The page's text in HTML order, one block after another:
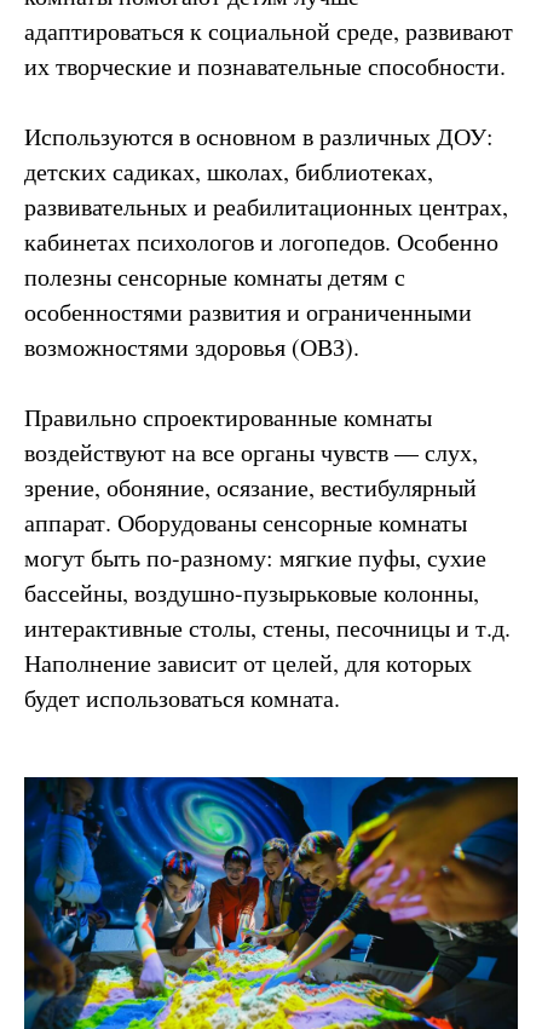
адаптироваться к социальной среде, развивают
их творческие и познавательные способности.
Используются в основном в различных ДОУ:
детских садиках, школах, библиотеках,
развивательных и реабилитационных центрах,
кабинетах психологов и логопедов. Особенно
полезны сенсорные комнаты детям с
особенностями развития и ограниченными
возможностями здоровья (ОВЗ).
Правильно спроектированные комнаты
воздействуют на все органы чувств — слух,
зрение, обоняние, осязание, вестибулярный
аппарат. Оборудованы сенсорные комнаты
могут быть по-разному: мягкие пуфы, сухие
бассейны, воздушно-пузырьковые колонны,
интерактивные столы, стены, песочницы и т.д.
Наполнение зависит от целей, для которых
будет использоваться комната.